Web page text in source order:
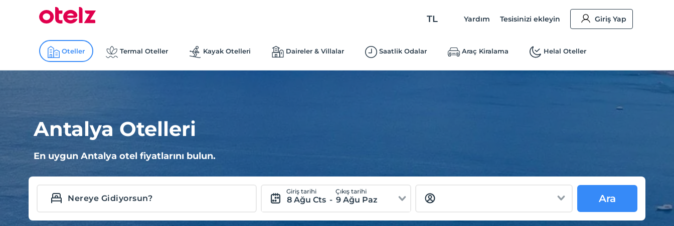
TL Yardım Tesisinizi ekleyin Giriş Yap
Oteller Termal Oteller Kayak Otelleri Daireler & Villalar Saatlik Odalar Araç Kiralama Helal Oteller
Antalya Otelleri
En uygun Antalya otel fiyatlarını bulun.
Giriş tarihi
8 Ağu Cts -
Çıkış tarihi
9 Ağu Paz Ara